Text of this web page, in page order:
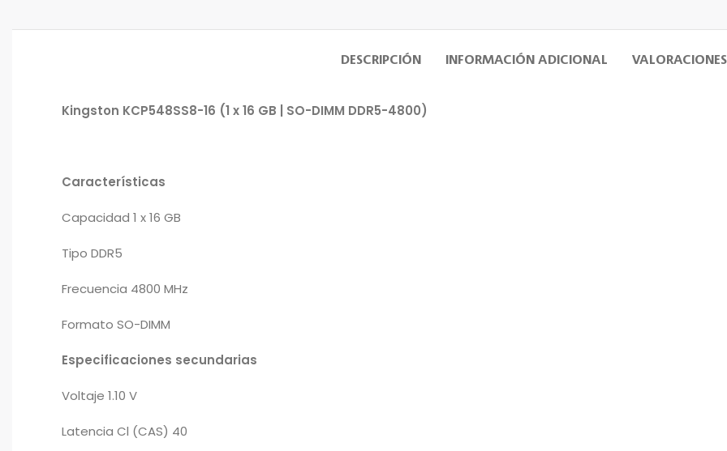
DESCRIPCIÓN INFORMACIÓN ADICIONAL
Kingston KCP548SS8-16 (1 x 16 GB | SO-DIMM DDR5-4800)
Características
Capacidad 1 x 16 GB
Tipo DDR5
Frecuencia 4800 MHz
Formato SO-DIMM
Especificaciones secundarias
Voltaje 1.10 V
Latencia Cl (CAS) 40